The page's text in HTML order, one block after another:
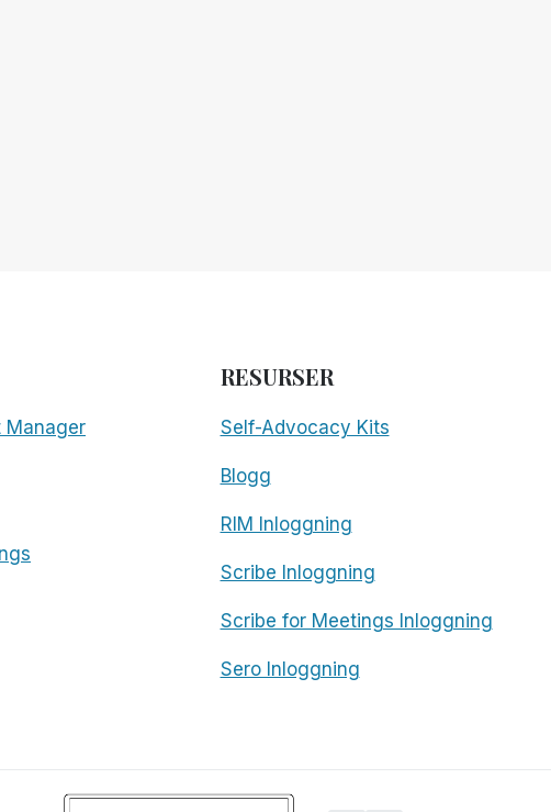
Manager
RESURSER
Self-Advocacy Kits
Blogg
RIM Inloggning
Scribe Inloggning
Scribe for Meetings Inloggning
Sero Inloggning